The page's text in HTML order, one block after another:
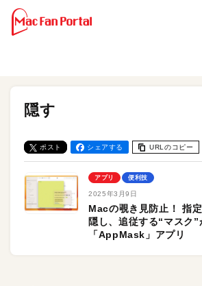
隠す
ポスト シェアする URLのコピー
アプリ 便利技
2025年3月9日
Macの覗き見防止！ 指
隠し、追従する“マスク”
「AppMask」アプリ